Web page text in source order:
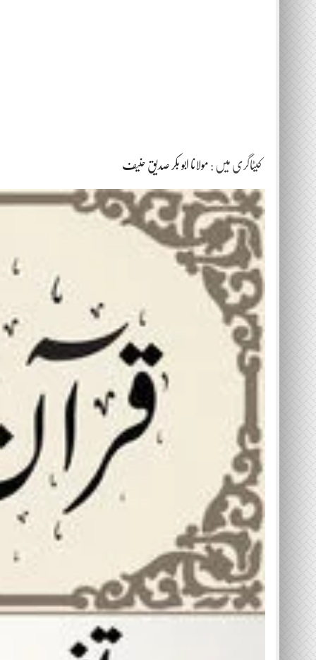
کیٹاگری میں : مولانا ابو بکر صدیق حنیف